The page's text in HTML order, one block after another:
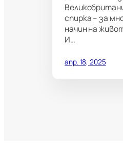
спирка – за
начин на
И…
апр. 18, 2025